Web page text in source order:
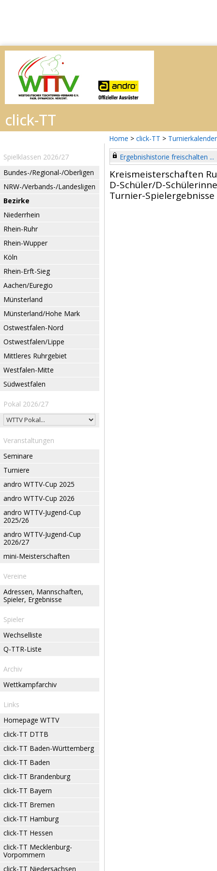
Home > click-TT > Turnierkalender
Spielklassen 2026/27
Bundes-/Regional-/Oberligen
NRW-/Verbands-/Landesligen
Bezirke
Niederrhein
Rhein-Ruhr
Rhein-Wupper
Köln
Rhein-Erft-Sieg
Aachen/Euregio
Münsterland
Münsterland/Hohe Mark
Ostwestfalen-Nord
Ostwestfalen/Lippe
Mittleres Ruhrgebiet
Westfalen-Mitte
Südwestfalen
Pokal 2026/27
Veranstaltungen
Seminare
Turniere
andro WTTV-Cup 2025
andro WTTV-Cup 2026
andro WTTV-Jugend-Cup
2025/26
andro WTTV-Jugend-Cup
2026/27
mini-Meisterschaften
Vereine
Adressen, Mannschaften,
Spieler, Ergebnisse
Spieler
Wechselliste
Q-TTR-Liste
Archiv
Wettkampfarchiv
Links
Homepage WTTV
click-TT DTTB
click-TT Baden-Württemberg
click-TT Baden
click-TT Brandenburg
click-TT Bayern
click-TT Bremen
click-TT Hamburg
click-TT Hessen
click-TT Mecklenburg-
Vorpommern
click-TT Niedersachsen
Ergebnishistorie freischalten ...
Kreismeisterschaften
D-Schüler/D-
Turnier-Spielergebnisse